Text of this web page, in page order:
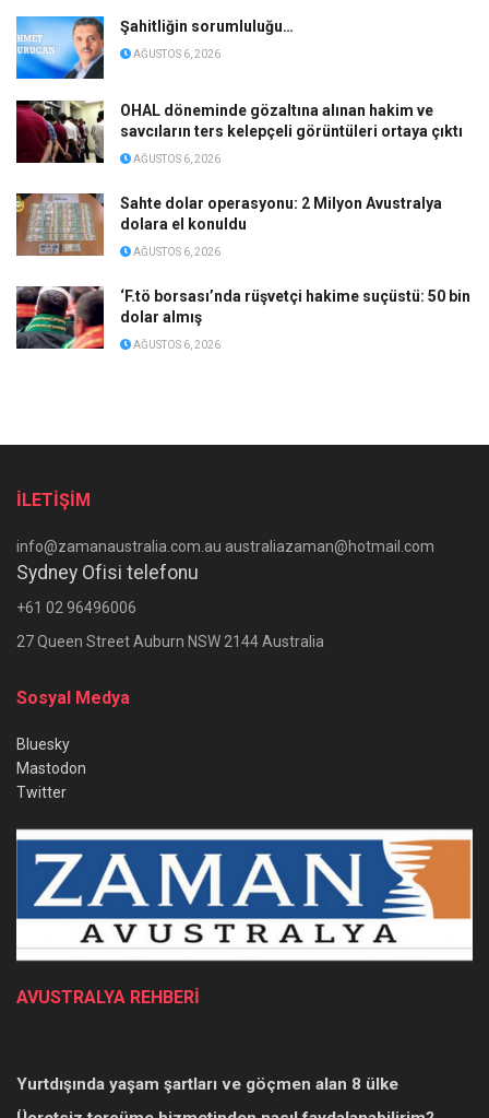
Şahitliğin sorumluluğu…
AĞUSTOS 6, 2026
OHAL döneminde gözaltına alınan hakim ve
savcıların ters kelepçeli görüntüleri ortaya çıktı
AĞUSTOS 6, 2026
Sahte dolar operasyonu: 2 Milyon Avustralya
dolara el konuldu
AĞUSTOS 6, 2026
‘F.tö borsası’nda rüşvetçi hakime suçüstü: 50 bin
dolar almış
AĞUSTOS 6, 2026
İLETİŞİM
info@zamanaustralia.com.au australiazaman@hotmail.com
Sydney Ofisi telefonu
+61 02 96496006
27 Queen Street Auburn NSW 2144 Australia
Sosyal Medya
Bluesky
Mastodon
Twitter
AVUSTRALYA REHBERİ
Yurtdışında yaşam şartları ve göçmen alan 8 ülke